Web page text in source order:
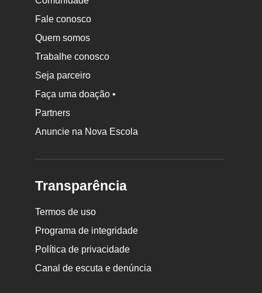
Fale conosco
Quem somos
Trabalhe conosco
Seja parceiro
Faça uma doação •
Partners
Anuncie na Nova Escola
Transparência
Termos de uso
Programa de integridade
Política de privacidade
Canal de escuta e denúncia